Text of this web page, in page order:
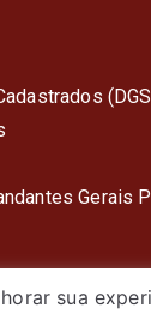
Gerais
sua